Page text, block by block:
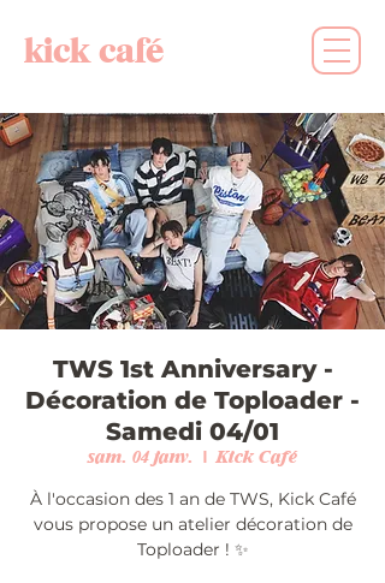
kick café
TWS 1st Anniversary -
Décoration de Toploader -
Samedi 04/01
sam. 04 janv.
  |
Kick Café
À l'occasion des 1 an de TWS, Kick Café
vous propose un atelier décoration de
Toploader ! ✨